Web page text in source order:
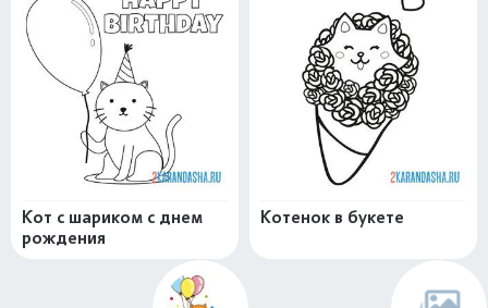
Кот с шариком с днем
рождения
Котенок в букете